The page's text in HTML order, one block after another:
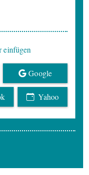
einfügen
Google
Yahoo